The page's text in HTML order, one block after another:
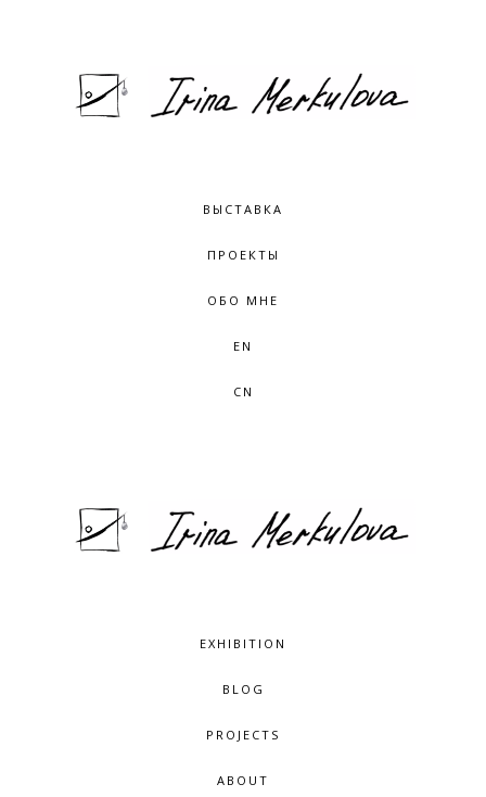
ВЫСТАВКА
ПРОЕКТЫ
ОБО МНЕ
EN
CN
EXHIBITION
BLOG
PROJECTS
ABOUT